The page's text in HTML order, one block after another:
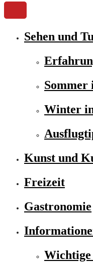
Sehen und
Sommer
Winter
Kunst und
Freizeit
Gastronomie